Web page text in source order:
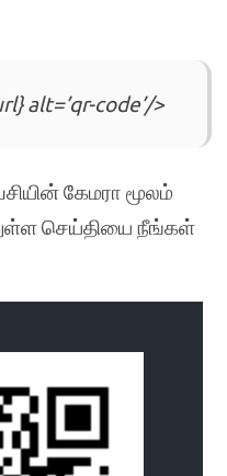
alt=’qr-code’/>
கேமரா மூலம்
செய்தியை நீங்கள்